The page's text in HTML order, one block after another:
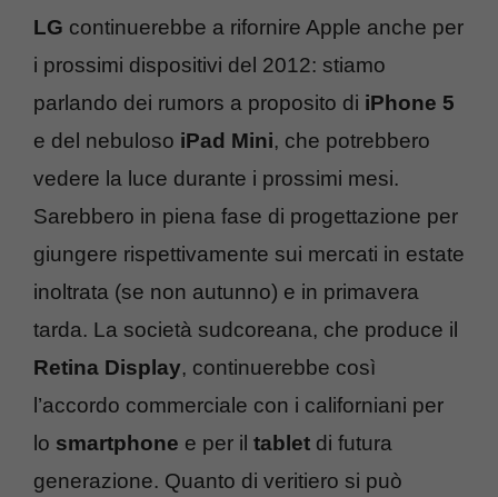
LG continuerebbe a rifornire Apple anche per
i prossimi dispositivi del 2012: stiamo
parlando dei rumors a proposito di iPhone 5
e del nebuloso iPad Mini, che potrebbero
vedere la luce durante i prossimi mesi.
Sarebbero in piena fase di progettazione per
giungere rispettivamente sui mercati in estate
inoltrata (se non autunno) e in primavera
tarda. La società sudcoreana, che produce il
Retina Display, continuerebbe così
l’accordo commerciale con i californiani per
lo smartphone e per il tablet di futura
generazione. Quanto di veritiero si può